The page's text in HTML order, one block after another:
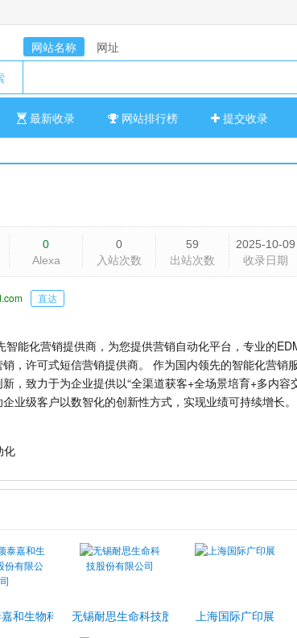
网站名称
网址
最新收录 网站排行榜 提交收录
0
Alexa
0
入站次数
59
出站次数
2025-10-09
收录日期
直达
智能化营销提供商，为您提供营销自动化平台，专业的
，许可式短信营销提供商。 作为国内领先的智能化营销
，致力于为企业提供以“全渠道获客+全场景培育+多内容
业级客户以数智化的创新性方式，实现业绩可持续增长。
化
司
和生物科技股份有限公司
无锡耐思生命科技股份有限公司上海国际广印展